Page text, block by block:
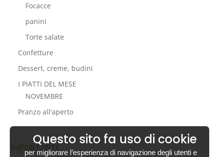
Focacce
panini
Torte salate
Confetture
Dessert, creme, budini
I PIATTI DEL MESE
NOVEMBRE
Pranzo all'aperto
IMPORTANTE
Questo sito fa uso di cookie
per migliorare l’esperienza di navigazione degli utenti e